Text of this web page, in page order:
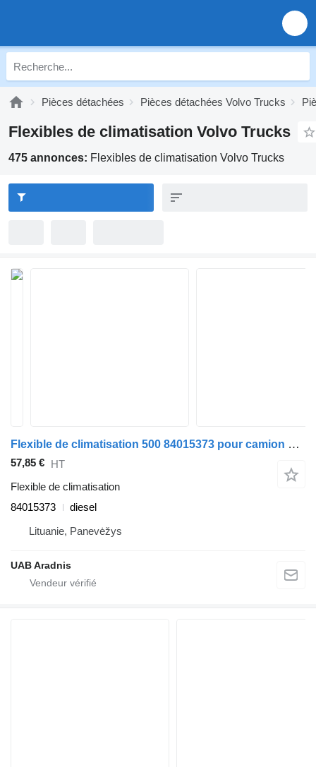
Pièces détachées Pièces détachées Volvo Trucks
Flexibles de climatisation Volvo Trucks
475 annonces: Flexibles de climatisation Volvo Trucks
Flexible de climatisation 500 84015373 pour camion Volvo FMX II
57,85 € HT
Flexible de climatisation
84015373
diesel
Lituanie, Panevėžys
UAB Aradnis